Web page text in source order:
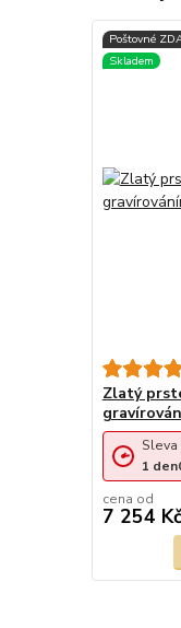
Zlatý
cena od
7 254 Kč
Sleva
1 den